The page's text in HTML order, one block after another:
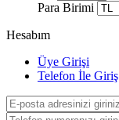
Para Birimi
Hesabım
Üye Girişi
Telefon İle Giriş